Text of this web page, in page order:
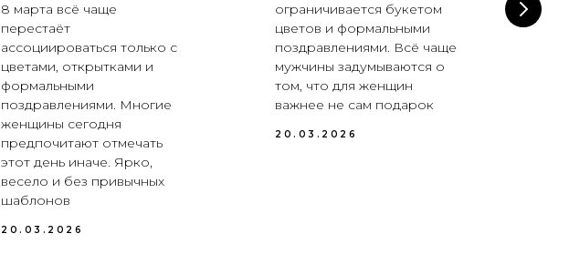
8 марта всё чаще
перестаёт
ассоциироваться только с
цветами, открытками и
формальными
поздравлениями. Многие
женщины сегодня
предпочитают отмечать
этот день иначе. Ярко,
весело и без привычных
шаблонов
20.03.2026
ограничивается букетом
цветов и формальными
поздравлениями. Всё чаще
мужчины задумываются о
том, что для женщин
важнее не сам подарок
20.03.2026